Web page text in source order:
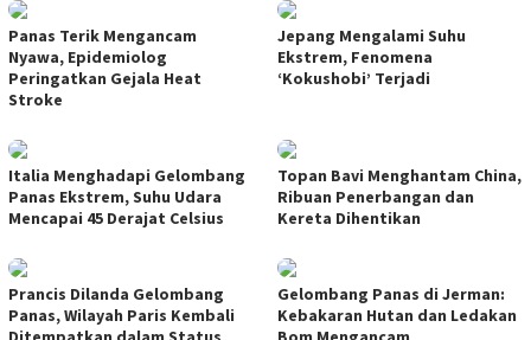
Panas Terik Mengancam
Nyawa, Epidemiolog
Peringatkan Gejala Heat
Stroke
Jepang Mengalami Suhu
Ekstrem, Fenomena
‘Kokushobi’ Terjadi
Italia Menghadapi Gelombang
Panas Ekstrem, Suhu Udara
Mencapai 45 Derajat Celsius
Topan Bavi Menghantam China,
Ribuan Penerbangan dan
Kereta Dihentikan
Prancis Dilanda Gelombang
Panas, Wilayah Paris Kembali
Gelombang Panas di Jerman:
Kebakaran Hutan dan Ledakan